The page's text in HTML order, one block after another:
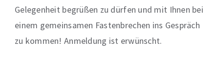
Gelegenheit begrüßen zu dürfen und mit Ihnen bei
einem gemeinsamen Fastenbrechen ins Gespräch
zu kommen! Anmeldung ist erwünscht.